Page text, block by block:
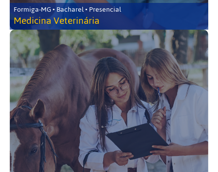
Formiga-MG • Bacharel • Presencial
Medicina Veterinária